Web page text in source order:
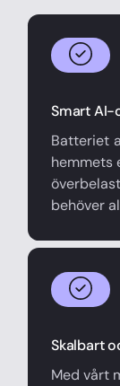
Smart
Batteriet
hemmets
behöver
Skalbart
Med vårt